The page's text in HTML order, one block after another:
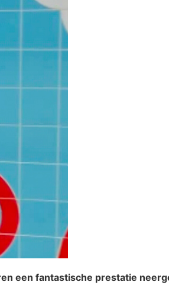
een fantastische prestatie